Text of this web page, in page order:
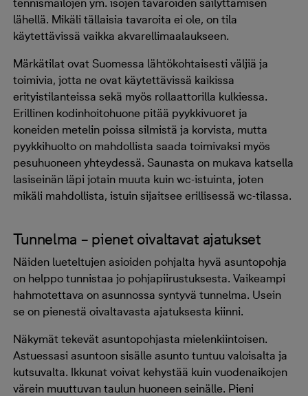
lähellä. Mikäli tällaisia tavaroita ei ole, on tila
käytettävissä vaikka akvarellimaalaukseen.
Märkätilat ovat Suomessa lähtökohtaisesti väljiä ja
toimivia, jotta ne ovat käytettävissä kaikissa
erityistilanteissa sekä myös rollaattorilla kulkiessa.
Erillinen kodinhoitohuone pitää pyykkivuoret ja
koneiden metelin poissa silmistä ja korvista, mutta
pyykkihuolto on mahdollista saada toimivaksi myös
pesuhuoneen yhteydessä. Saunasta on mukava katsella
lasiseinän läpi jotain muuta kuin wc-istuinta, joten
mikäli mahdollista, istuin sijaitsee erillisessä wc-tilassa.
Tunnelma – pienet oivaltavat ajatukset
Näiden lueteltujen asioiden pohjalta hyvä asuntopohja
on helppo tunnistaa jo pohjapiirustuksesta. Vaikeampi
hahmotettava on asunnossa syntyvä tunnelma. Usein
se on pienestä oivaltavasta ajatuksesta kiinni.
Näkymät tekevät asuntopohjasta mielenkiintoisen.
Astuessasi asuntoon sisälle asunto tuntuu valoisalta ja
kutsuvalta. Ikkunat voivat kehystää kuin vuodenaikojen
värein muuttuvan taulun huoneen seinälle. Pieni